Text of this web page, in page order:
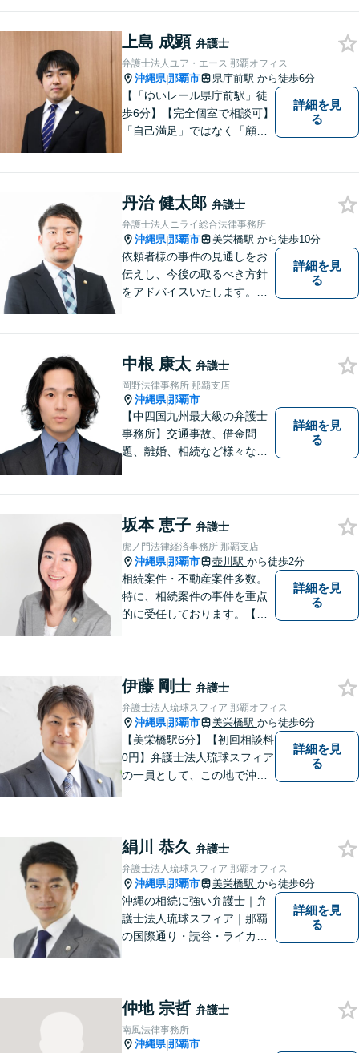
い！
上島 成顕 弁護士
弁護士法人ユア・エース 那覇オフィス
沖縄県|那覇市 県庁前駅 から徒歩6分
【「ゆいレール県庁前駅」徒
歩6分】【完全個室で相談可】
「自己満足」ではなく「顧客
が本当に求める最高の結果に
こだわり続けたいと考えてお
ります。 お気軽にご相談くだ
さい。
詳細を見
る
丹治 健太郎 弁護士
弁護士法人ニライ総合法律事務所
沖縄県|那覇市 美栄橋駅 から徒歩10分
依頼者様の事件の見通しをお
伝えし、今後の取るべき方針
をアドバイスいたします。徹
詳細を見
る
中根 康太 弁護士
岡野法律事務所 那覇支店
沖縄県|那覇市
【中四国九州最大級の弁護士
事務所】交通事故、借金問
題、離婚、相続など様々な問
い！
詳細を見
る
坂本 恵子 弁護士
虎ノ門法律経済事務所 那覇支店
沖縄県|那覇市 壺川駅 から徒歩2分
相続案件・不動産案件多数。
特に、相続案件の事件を重点
的に受任しております。【初
働問題については、雇用主の
方からのご相談のみとさせて
いただいております。
詳細を見
る
伊藤 剛士 弁護士
弁護士法人琉球スフィア 那覇オフィス
沖縄県|那覇市 美栄橋駅 から徒歩6分
【美栄橋駅6分】【初回相談料
0円】弁護士法人琉球スフィア
の一員として、この地で沖縄
ございませんので、安心して
経験豊富な弁護士にご相談く
ださい。
詳細を見
る
絹川 恭久 弁護士
弁護士法人琉球スフィア 那覇オフィス
沖縄県|那覇市 美栄橋駅 から徒歩6分
沖縄の相続に強い弁護士｜弁
護士法人琉球スフィア｜那覇
の国際通り・読谷・ライカム
を手掛けていきたいと思って
おります。どうぞよろしくお
願いします。
詳細を見
る
仲地 宗哲 弁護士
南風法律事務所
沖縄県|那覇市